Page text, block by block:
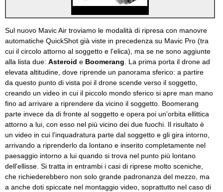
Sul nuovo Mavic Air troviamo le modalità di ripresa con manovre
automatiche QuickShot già viste in precedenza su Mavic Pro (tra
cui il circolo attorno al soggetto e l'elica), ma se ne sono aggiunte
alla lista due: Asteroid e Boomerang. La prima porta il drone ad
elevata altitudine, dove riprende un panorama sferico: a partire
da questo punto di vista poi il drone scende verso il soggetto,
creando un video in cui il piccolo mondo sferico si apre man mano
fino ad arrivare a riprendere da vicino il soggetto. Boomerang
parte invece da di fronte al soggetto e opera poi un'orbita ellittica
attorno a lui, con esso nel più vicino dei due fuochi. Il risultato è
un video in cui l'inquadratura parte dal soggetto e gli gira intorno,
arrivando a riprenderlo da lontano e inserito completamente nel
paesaggio intorno a lui quando si trova nel punto più lontano
dell'ellisse. Si tratta in entrambi i casi di riprese molto sceniche,
che richiederebbero non solo grande padronanza del mezzo, ma
a anche doti spiccate nel montaggio video, soprattutto nel caso di